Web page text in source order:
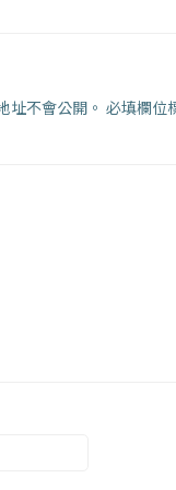
址不會公開。 必填欄位